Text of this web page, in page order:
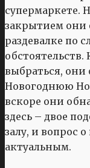
супермаркете.
закрытием они
раздевалке по
обстоятельств.
выбраться, они
Новогоднюю
вскоре они
здесь – двое
залу, и вопрос
актуальным.